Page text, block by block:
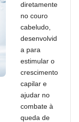
diretamente
no couro
cabeludo,
desenvolvid
a para
estimular o
crescimento
capilar e
ajudar no
combate à
queda de